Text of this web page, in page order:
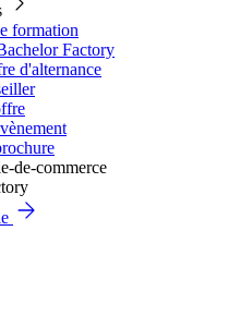
formation
Factory
d'alternance